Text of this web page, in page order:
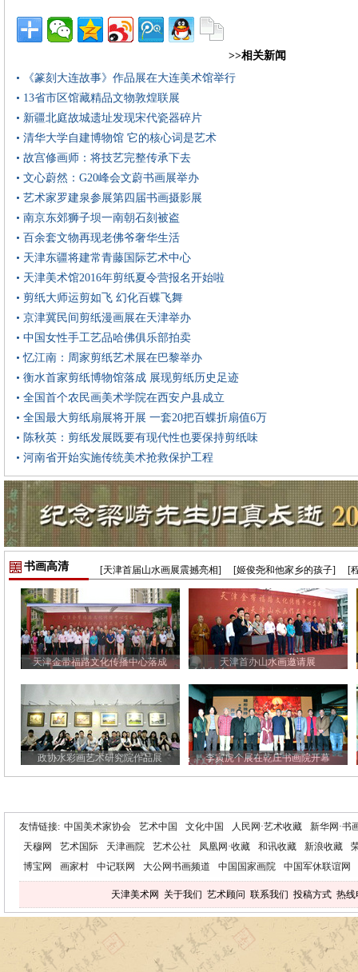
>>相关新闻
• 《篆刻大连故事》作品展在大连美术馆举行
• 13省市区馆藏精品文物敦煌联展
• 新疆北庭故城遗址发现宋代瓷器碎片
• 清华大学自建博物馆 它的核心词是艺术
• 故宫修画师：将技艺完整传承下去
• 文心蔚然：G20峰会文蔚书画展举办
• 艺术家罗建泉参展第四届书画摄影展
• 南京东郊狮子坝一南朝石刻被盗
• 百余套文物再现老佛爷奢华生活
• 天津东疆将建常青藤国际艺术中心
• 天津美术馆2016年剪纸夏令营报名开始啦
• 剪纸大师运剪如飞 幻化百蝶飞舞
• 京津冀民间剪纸漫画展在天津举办
• 中国女性手工艺品哈佛俱乐部拍卖
• 忆江南：周家剪纸艺术展在巴黎举办
• 衡水首家剪纸博物馆落成 展现剪纸历史足迹
• 全国首个农民画美术学院在西安户县成立
• 全国最大剪纸扇展将开展 一套20把百蝶折扇值6万
• 陈秋英：剪纸发展既要有现代性也要保持剪纸味
• 河南省开始实施传统美术抢救保护工程
书画高清 [天津首届山水画展震撼亮相] [姬俊尧和他家乡的孩子] [
天津金带福路文化传播中心落成 天津首办山水画邀请展
政协水彩画艺术研究院作品展 李寅虎个展在乾庄书画院开幕
友情链接: 中国美术家协会 艺术中国 文化中国 人民网·艺术收藏
新华网·书
天穆网
艺术国际 天津画院 艺术公社 凤凰网·收藏 和讯收藏 新浪收藏
博宝网
画家村 中记联网 大公网书画频道 中国国家画院 中国军休联谊网
天津美术网 关于我们 艺术顾问 联系我们 投稿方式 热线